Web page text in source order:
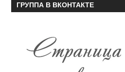
ГРУППА В ВКОНТАКТЕ